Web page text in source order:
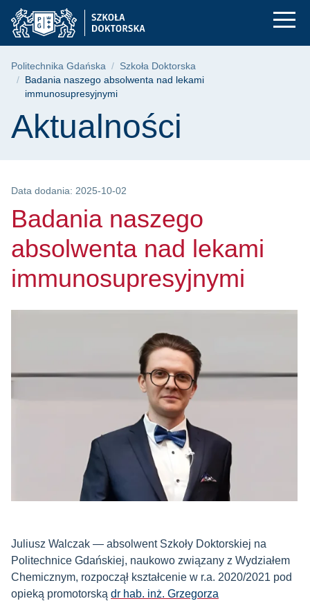
Przejdź
do
menu
Przejdź
do
wyszukiwarki
Przejdź
do
treści
Badania naszego
Ścieżka nawigacyjna
Politechnika Gdańska
Szkoła Doktorska
Badania naszego absolwenta nad lekami
immunosupresyjnymi
Treść strony
Aktualności
Data dodania: 2025-10-02
Badania naszego
absolwenta nad lekami
immunosupresyjnymi
Juliusz Walczak — absolwent Szkoły Doktorskiej na
Politechnice Gdańskiej, naukowo związany z Wydziałem
Chemicznym, rozpoczął kształcenie w r.a. 2020/2021 pod
opieką promotorską dr hab. inż. Grzegorza